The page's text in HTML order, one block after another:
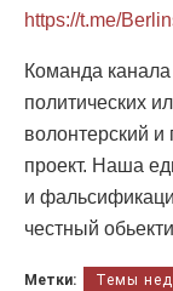
https://t.me/
Команда
политических
волонтерский
проект. Наша
и
честный
Метки: Темы